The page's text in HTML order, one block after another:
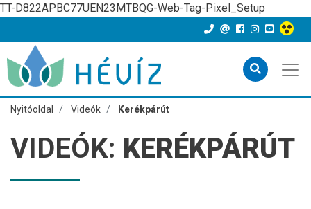
TT-D822APBC77UEN23MTBQG-Web-Tag-Pixel_Setup
Nyitóoldal Videók Kerékpárút
VIDEÓK: KERÉKPÁRÚT